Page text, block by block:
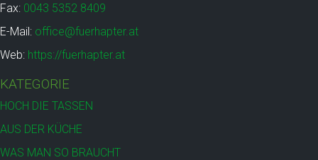
Fax: 0043 5352 8409
E-Mail: office@fuerhapter.at
Web: https://fuerhapter.at
KATEGORIE
HOCH DIE TASSEN
AUS DER KÜCHE
WAS MAN SO BRAUCHT